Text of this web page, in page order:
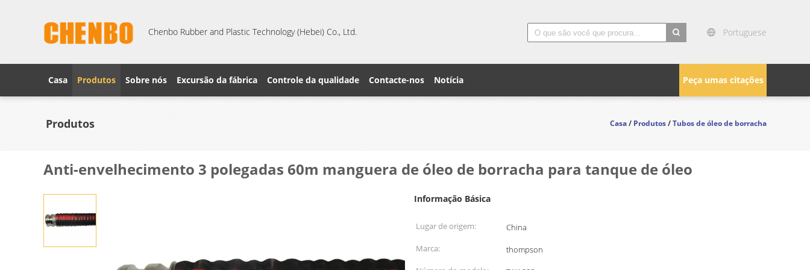
Chenbo Rubber and Plastic Technology (Hebei) Co., Ltd.
Portuguese
Peça umas citações
Casa Produtos Sobre nós Excursão da fábrica Controle da qualidade Contacte-nos Notícia
Produtos Casa/Produtos/Tubos de óleo de borracha
Anti-envelhecimento 3 polegadas 60m manguera de óleo de borracha para tanque de óleo
Informação Básica
Lugar de origem:
China
Marca:
thompson